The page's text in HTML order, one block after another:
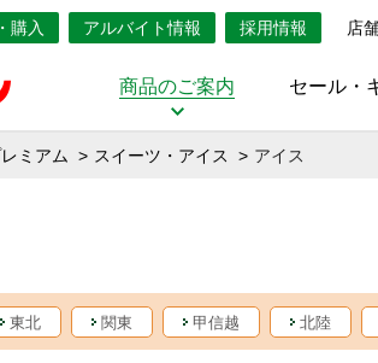
購入 アルバイト情報 採用情報 店
商品のご案内 セール・
ミアム スイーツ・アイス アイス
東北 関東 甲信越 北陸